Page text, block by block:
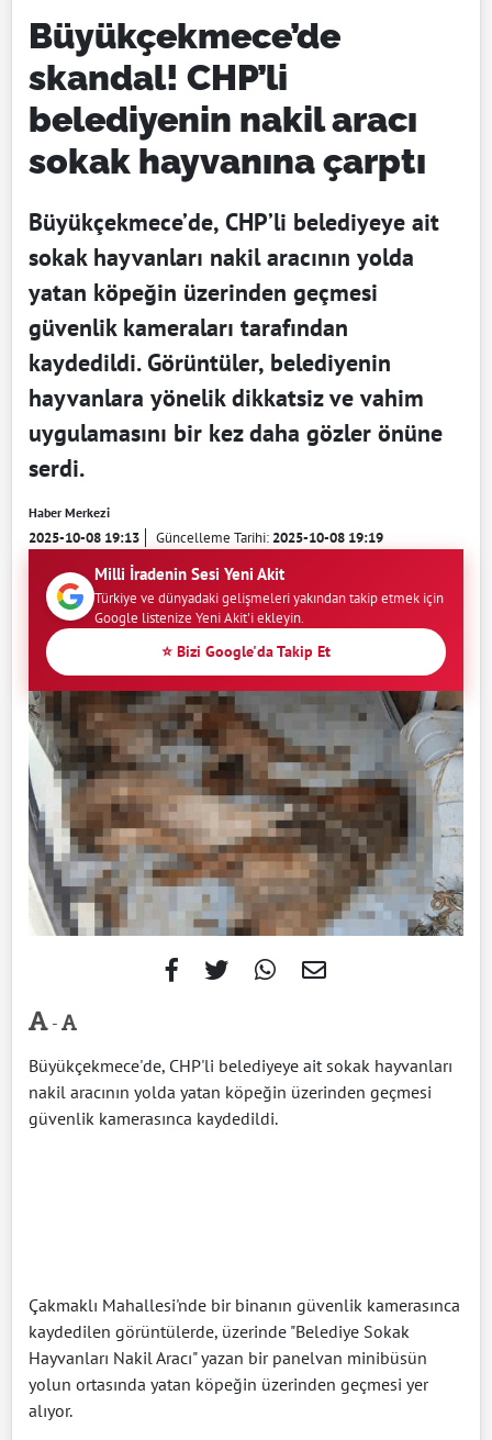
Büyükçekmece’de
skandal! CHP’li
belediyenin nakil aracı
sokak hayvanına çarptı
Büyükçekmece’de, CHP’li belediyeye ait
sokak hayvanları nakil aracının yolda
yatan köpeğin üzerinden geçmesi
güvenlik kameraları tarafından
kaydedildi. Görüntüler, belediyenin
hayvanlara yönelik dikkatsiz ve vahim
uygulamasını bir kez daha gözler önüne
serdi.
Haber Merkezi
2025-10-08 19:13 Güncelleme Tarihi:2025-10-08 19:19
Milli İradenin Sesi Yeni Akit
Türkiye ve dünyadaki gelişmeleri yakından takip etmek için
Google listenize Yeni Akit'i ekleyin.
⭐ Bizi Google'da Takip Et
-
Büyükçekmece'de, CHP'li belediyeye ait sokak hayvanları
nakil aracının yolda yatan köpeğin üzerinden geçmesi
güvenlik kamerasınca kaydedildi.
Çakmaklı Mahallesi'nde bir binanın güvenlik kamerasınca
kaydedilen görüntülerde, üzerinde "Belediye Sokak
Hayvanları Nakil Aracı" yazan bir panelvan minibüsün
yolun ortasında yatan köpeğin üzerinden geçmesi yer
alıyor.